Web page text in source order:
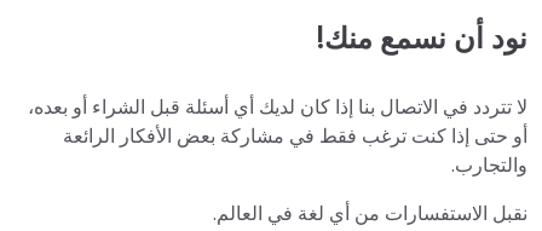
نود أن نسمع منك!
لا تتردد في الاتصال بنا إذا كان لديك أي أسئلة قبل الشراء أو بعده،
أو حتى إذا كنت ترغب فقط في مشاركة بعض الأفكار الرائعة
والتجارب.
نقبل الاستفسارات من أي لغة في العالم.